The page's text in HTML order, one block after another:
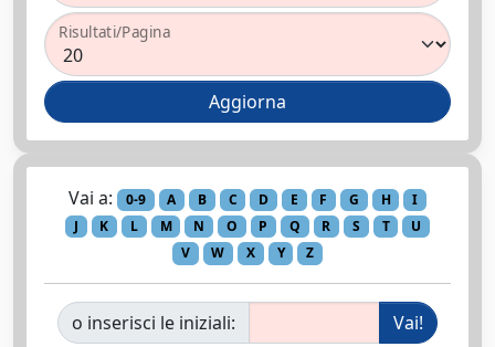
Risultati/Pagina
Vai a: 0-9 A B C D E F G H
I
J
K L M N O P Q R S T
U
V
W X Y Z
o inserisci le iniziali: